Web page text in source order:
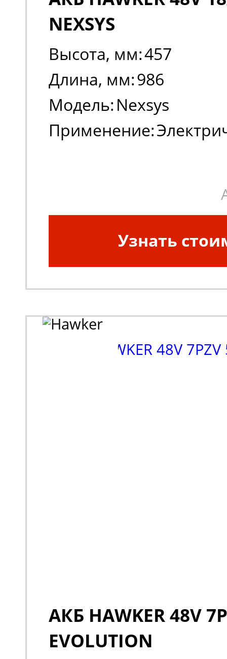
NEXSYS
Высота, мм:457
Длина, мм:986
Модель: Nexsys
Применение:
Узнать
АКБ HAWKER 48V
EVOLUTION